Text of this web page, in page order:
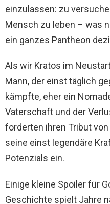
einzulassen: zu
Mensch zu leben – was
ein ganzes Pantheon
Als wir Kratos im
Mann, der einst täglich
kämpfte, eher ein
Vaterschaft und der
forderten ihren Tribut
seine einst legendäre
Potenzials ein.
Einige kleine Spoiler für
Geschichte spielt Jahre